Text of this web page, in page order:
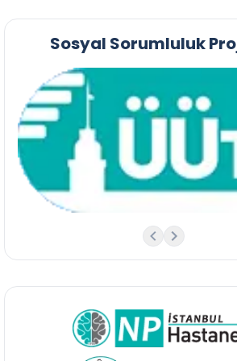
Sosyal Sorumluluk